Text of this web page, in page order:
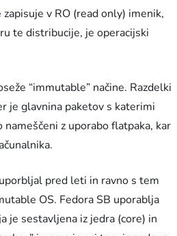
v RO (read only) imenik,
te distribucije, je operacijski
“immutable” načine. Razdelki
je glavnina paketov s katerimi
z uporabo flatpaka, kar
pred leti in ravno s tem
OS. Fedora SB uporablja
je sestavljena iz jedra (core) in